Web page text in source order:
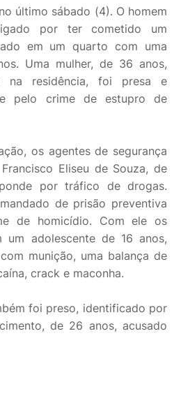
último sábado (4). O homem
por ter cometido um
em um quarto com uma
Uma mulher, de 36 anos,
na residência, foi presa e
pelo crime de estupro de
os agentes de segurança
Eliseu de Souza, de
por tráfico de drogas.
de prisão preventiva
de homicídio. Com ele os
um adolescente de 16 anos,
munição, uma balança de
crack e maconha.
foi preso, identificado por
de 26 anos, acusado